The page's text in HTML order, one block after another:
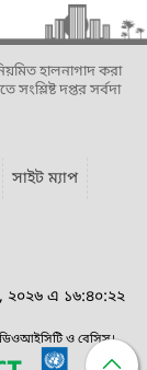
হালনাগাদ করা
সংশ্লিষ্ট দপ্তর সর্বদা
সাইট ম্যাপ
২০২৬ এ ১৬:৪০:২২
ডিওআইসিটি ও বেসিস।